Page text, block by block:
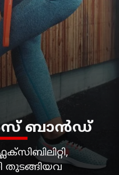
തുടങ്ങിയവ
റെസിസ്റ്റൻസ് ബാൻഡ്